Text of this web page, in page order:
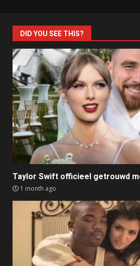
DID YOU SEE THIS?
Taylor Swift officieel getrouwd
1 month ago